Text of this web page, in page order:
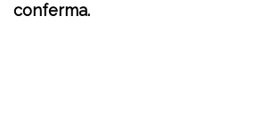
conferma.